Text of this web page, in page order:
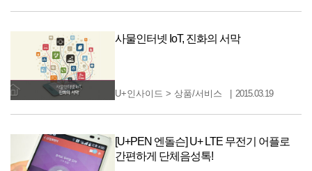
사물인터넷 IoT, 진화의 서막
U+인사이드 >상품/서비스 2015.03.19
[U+PEN 엔돌슨] U+ LTE 무전기 어플로
간편하게 단체음성톡!